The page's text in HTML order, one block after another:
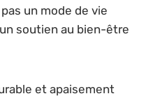
un mode de vie
soutien au bien-être
et apaisement